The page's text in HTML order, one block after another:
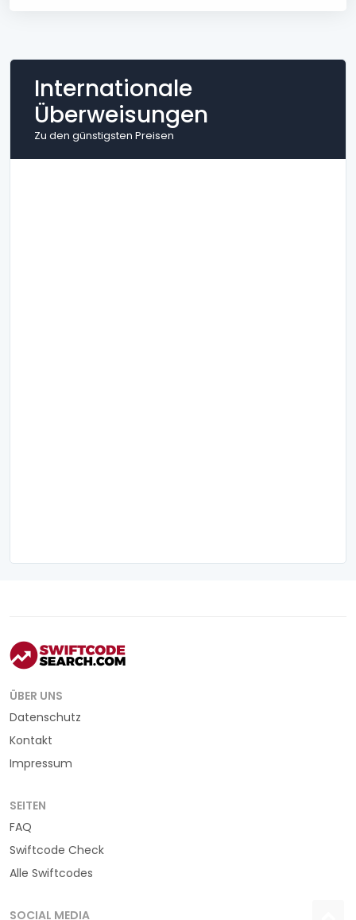
Internationale
Überweisungen
Zu den günstigsten Preisen
ÜBER UNS
Datenschutz
Kontakt
Impressum
SEITEN
FAQ
Swiftcode Check
Alle Swiftcodes
SOCIAL MEDIA